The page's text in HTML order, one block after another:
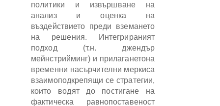
политики и извършване на
анализ и оценка на
въздействието преди вземането
на решения. Интегрираният
подход (т.н. джендър
мейнстрийминг) и прилаганетона
временни насърчителни меркиса
взаимоподкрепящи се стратегии,
които водят до постигане на
фактическа равнопоставеност